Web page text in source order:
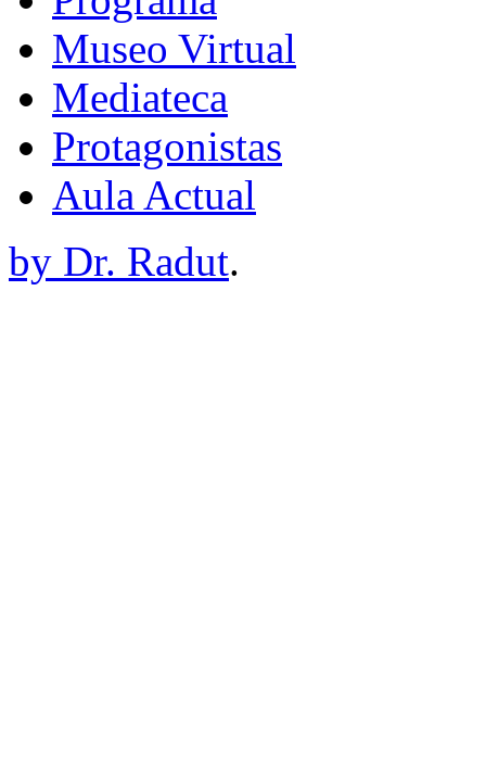
Museo Virtual
Mediateca
Protagonistas
Aula Actual
by Dr. Radut.